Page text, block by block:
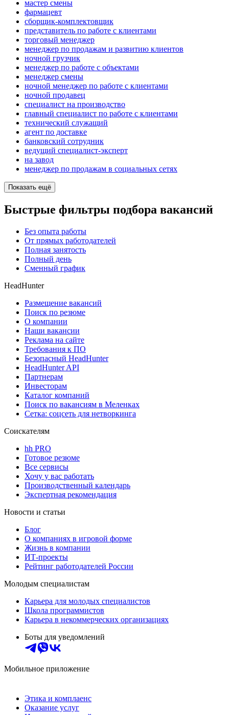
мастер смены
фармацевт
сборщик-комплектовщик
представитель по работе с клиентами
торговый менеджер
менеджер по продажам и развитию клиентов
ночной грузчик
менеджер по работе с объектами
менеджер смены
ночной менеджер по работе с клиентами
ночной продавец
специалист на производство
главный специалист по работе с клиентами
технический служащий
агент по доставке
банковский сотрудник
ведущий специалист-эксперт
на завод
менеджер по продажам в социальных сетях
Показать ещё
Быстрые фильтры подбора вакансий
Без опыта работы
От прямых работодателей
Полная занятость
Полный день
Сменный график
HeadHunter
Размещение вакансий
Поиск по резюме
О компании
Наши вакансии
Реклама на сайте
Требования к ПО
Безопасный HeadHunter
HeadHunter API
Партнерам
Инвесторам
Каталог компаний
Поиск по вакансиям в Меленках
Сетка: соцсеть для нетворкинга
Соискателям
hh PRO
Готовое резюме
Все сервисы
Хочу у вас работать
Производственный календарь
Экспертная рекомендация
Новости и статьи
Блог
О компаниях в игровой форме
Жизнь в компании
ИТ-проекты
Рейтинг работодателей России
Молодым специалистам
Карьера для молодых специалистов
Школа программистов
Карьера в некоммерческих организациях
Боты для уведомлений
Мобильное приложение
Этика и комплаенс
Оказание услуг